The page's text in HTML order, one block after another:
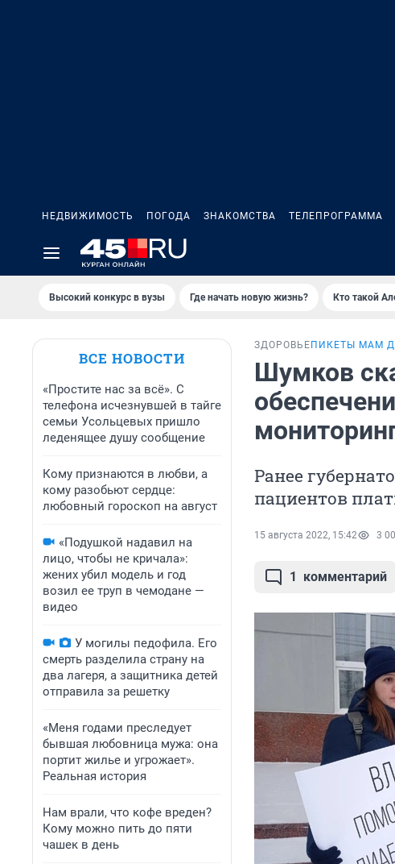
НЕДВИЖИМОСТЬ ПОГОДА ЗНАКОМСТВА ТЕЛЕПРОГРАММА
Высокий конкурс в вузы Где начать новую жизнь? Кто такой
ВСЕ НОВОСТИ
«Простите нас за всё». С
телефона исчезнувшей в тайге
семьи Усольцевых пришло
леденящее душу сообщение
Кому признаются в любви, а
кому разобьют сердце:
любовный гороскоп на август
«Подушкой надавил на
лицо, чтобы не кричала»:
жених убил модель и год
возил ее труп в чемодане —
видео
У могилы педофила. Его
смерть разделила страну на
два лагеря, а защитника детей
отправила за решетку
«Меня годами преследует
бывшая любовница мужа: она
портит жилье и угрожает».
Реальная история
Нам врали, что кофе вреден?
Кому можно пить до пяти
чашек в день
ЗДОРОВЬЕ ПИКЕТЫ МАМ
Шумков
Ранее
пациентов
15 августа 2022, 15:42 3
1 комментарий